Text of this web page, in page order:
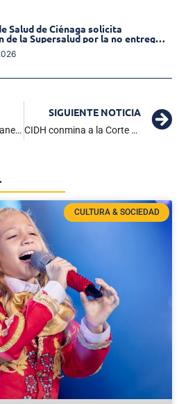
Salud de Ciénaga solicita
de la Supersalud por la no entrega
en las EPS
Unión Magdalena 1 Llaneros 1: bananeros arrancan cediendo dos puntos de local
SIGUIENTE NOTICIA
CIDH conmina a la Corte Suprema de Justicia a elegir Fiscal General
CULTURA & SOCIEDAD